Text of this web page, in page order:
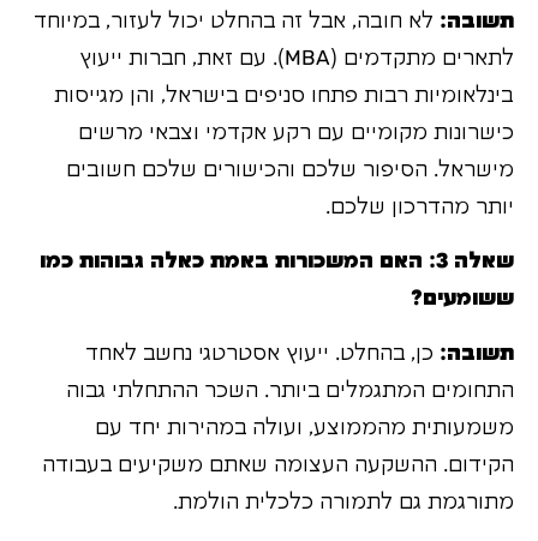
תשובה: לא חובה, אבל זה בהחלט יכול לעזור, במיוחד
לתארים מתקדמים (MBA). עם זאת, חברות ייעוץ
בינלאומיות רבות פתחו סניפים בישראל, והן מגייסות
כישרונות מקומיים עם רקע אקדמי וצבאי מרשים
מישראל. הסיפור שלכם והכישורים שלכם חשובים
יותר מהדרכון שלכם.
שאלה 3: האם המשכורות באמת כאלה גבוהות כמו
ששומעים?
תשובה: כן, בהחלט. ייעוץ אסטרטגי נחשב לאחד
התחומים המתגמלים ביותר. השכר ההתחלתי גבוה
משמעותית מהממוצע, ועולה במהירות יחד עם
הקידום. ההשקעה העצומה שאתם משקיעים בעבודה
מתורגמת גם לתמורה כלכלית הולמת.